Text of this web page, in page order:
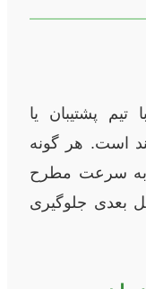
پشتیبان یا
است. هر گونه
به سرعت مطرح
بعدی جلوگیری